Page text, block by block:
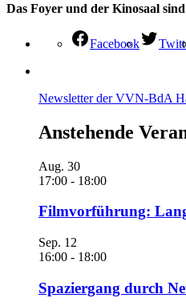
Das Foyer und der Kinosaal
Facebook
Newsletter der VVN-BdA
Anstehende
Aug. 30
17:00 - 18:00
Filmvorführung:
Sep. 12
16:00 - 18:00
Spaziergang durch